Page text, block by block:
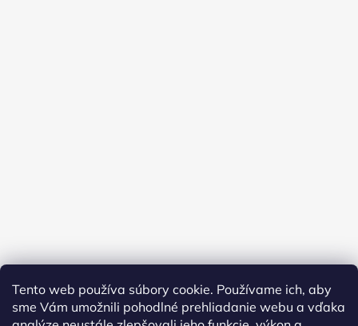
Tento web používa súbory cookie. Používame ich, aby
sme Vám umožnili pohodlné prehliadanie webu a vďaka